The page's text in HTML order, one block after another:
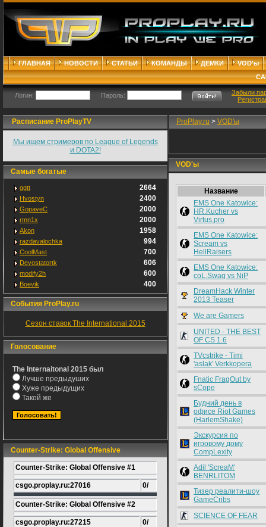
ГЛАВНАЯ НОВОСТИ СТАТЬИ КОМАНДЫ ДЕМКИ
VOD'ы
Логин: Пароль:
Забыли
Расписание ProPlayTV
Мы ищем стримеров по League of Legends
и DOTA2!
Самые богатые
ggtt 2664
Hvostyn 2400
GopaveC 2000
rmn1x 2000
Akon 1958
razdavalochka 994
CoolMast 700
Devostatortk 606
modify2h 600
Boevik 400
События ProPlay.ru
Сезон ставок The International 2015
Голосование
The Internaitonal 2015 был
Лучше предыдуших
Хуже предыдущих
Такой же
Counter-Strike: Global Offensive
Counter-Strike: Global Offensive #1
csgo.proplay.ru:27016 0/
Counter-Strike: Global Offensive #2
csgo.proplay.ru:27215 0/
ProPlay.ru > VOD'ы
VOD'ы
Название
EMS One Katowice:
HR.Kucher vs
Virtus.pro
EMS One Katowice:
Scream vs
HellRaisers
EMS One Katowice:
coL.Swag vs NiP
DreamHack Winter
2013 Teaser
We are Gamers
UNITED - THE BEST
OF CS 1.6
TVcstrike - Timi
'aslak' Verkkopera
Fnatic FragOut by
sCope
Будний день в
офисе Riot Games
(HarlemShake)
Экскурсия по
игровому дому
CompLexity
Adil 'ScreaM'
BENRLITOM
Тизер реалити-шоу
GameCribs
SCIENCE OF FEAR